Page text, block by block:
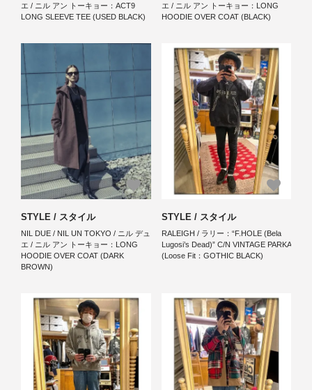
エ / ニル アン トーキョー：ACT9
LONG SLEEVE TEE (USED BLACK)
エ / ニル アン トーキョー：LONG
HOODIE OVER COAT (BLACK)
STYLE / スタイル
NIL DUE / NIL UN TOKYO / ニル デュ
エ / ニル アン トーキョー：LONG
HOODIE OVER COAT (DARK
BROWN)
STYLE / スタイル
RALEIGH / ラリー：“F.HOLE (Bela
Lugosi’s Dead)” C/N VINTAGE PARKA
(Loose Fit：GOTHIC BLACK)